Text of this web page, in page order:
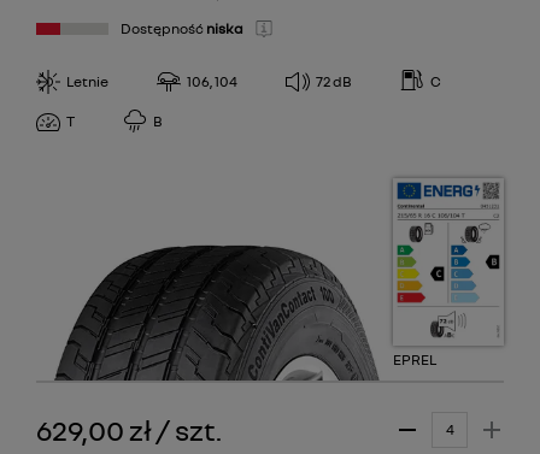
Dostępność niska
Letnie 106, 104 72dB C
T B
EPREL
629,00 zł/szt.